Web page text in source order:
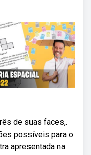
de suas faces,.
possíveis para o
apresentada na